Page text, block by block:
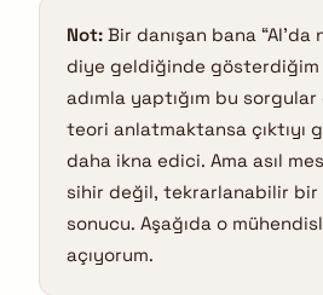
Not: Bir danışan bana “AI’da
diye geldiğinde gösterdiğim
adımla yaptığım bu
teori anlatmaktansa çıktıyı
daha ikna edici. Ama asıl
sihir değil, tekrarlanabilir bir
sonucu. Aşağıda o
açıyorum.